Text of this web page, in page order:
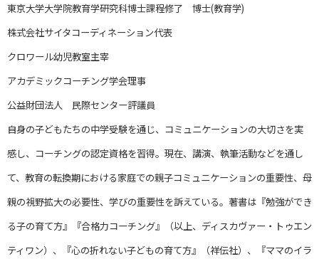
東京大学大学院教育学研究科博士課程修了 博士(教育学)
株式会社サイタコーディネーション代表
クロワール幼児教室主宰
アカデミックコーチング学会理事
公益財団法人 民際センター評議員
自身の子どもたちの中学受験を通じ、コミュニケーションの大切さを実
感し、コーチングの認定資格を習得。現在、講演、執筆活動などを通し
て、教育の転換期における家庭での親子コミュニケーションの重要性、母
親の視野拡大の必要性、学びの重要性を訴えている。著書は『勉強ができ
る子の育て方』『合格力コーチング』（以上、ディスカヴァー・トゥエン
ティワン）、『心の折れない子どもの育て方』（祥伝社）、『ママのイラ